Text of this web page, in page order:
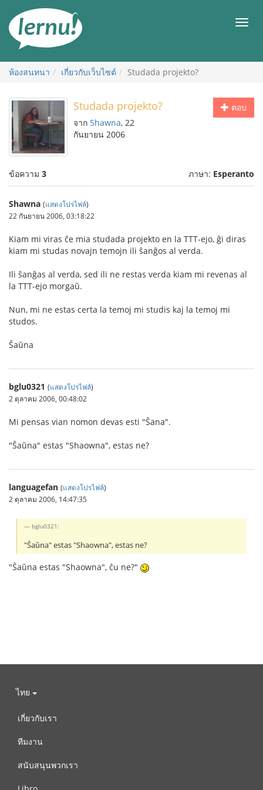
สารบัญ
เมนู
ห้องสนทนา เกี่ยวกับเว็บไซต์ Studada projekto?
ตอบ
Studada projekto?
จาก Shawna, 22
กันยายน 2006
ข้อความ 3 ภาษา: Esperanto
Shawna (แสดงโปรไฟล์)
22 กันยายน 2006, 03:18:22
Kiam mi viras ĉe mia studada projekto en la TTT-ejo, ĝi diras
kiam mi studas novajn temojn ili ŝanĝos al verda.
Ili ŝanĝas al verda, sed ili ne restas verda kiam mi revenas al
la TTT-ejo morgaŭ.
Nun, mi ne estas certa la temoj mi studis kaj la temoj mi
studos.
Ŝaŭna
bglu0321 (แสดงโปรไฟล์)
2 ตุลาคม 2006, 00:48:02
Mi pensas vian nomon devas esti "Ŝana".
"Ŝaŭna" estas "Shaowna", estas ne?
languagefan (แสดงโปรไฟล์)
2 ตุลาคม 2006, 14:47:35
bglu0321:
"Ŝaŭna" estas "Shaowna", estas ne?
"Ŝaŭna estas "Shaowna", ĉu ne?"
ไทย
เกี่ยวกับเรา
ทีมงาน
สนับสนุนพวกเรา